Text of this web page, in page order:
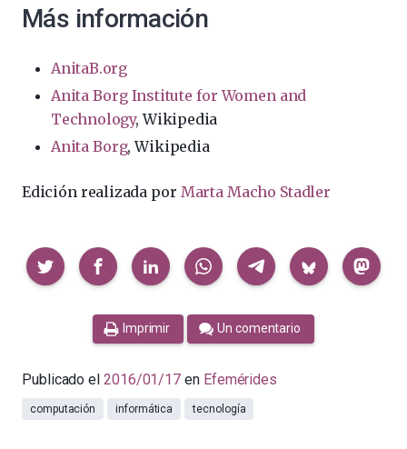
Más información
AnitaB.org
Anita Borg Institute for Women and
Technology, Wikipedia
Anita Borg, Wikipedia
Edición realizada por Marta Macho Stadler
Compartir
Imprimir Un comentario
Publicado el 2016/01/17 en Efemérides
computación informática tecnología